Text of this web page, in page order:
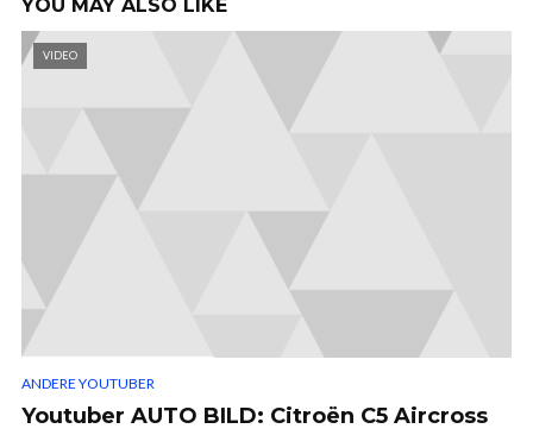
YOU MAY ALSO LIKE
VIDEO
ANDERE YOUTUBER
Youtuber AUTO BILD: Citroën C5 Aircross